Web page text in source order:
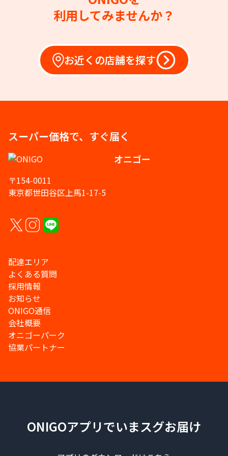
利用してみませんか？
お近くの店舗を探す
スーパー価格で、すぐ届く
オニゴー
〒154-0011
東京都世田谷区上馬1-17-5
配達エリア
よくある質問
採用情報
お知らせ
ONIGO通信
会社概要
オニゴーパーク
協業パートナー
ONIGOアプリでいまスグお届け